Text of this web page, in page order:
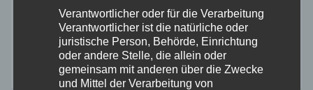
WesterwaldVerantwortlicher oder für die Verarbeitung
Verantwortlicher ist die natürliche oder
juristische Person, Behörde, Einrichtung
oder andere Stelle, die allein oder
gemeinsam mit anderen über die Zwecke
und Mittel der Verarbeitung von